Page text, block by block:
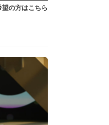
の方はこちら